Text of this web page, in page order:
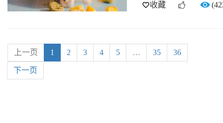
收藏
上一页 1 2 3 4 5 … 35 36
下一页